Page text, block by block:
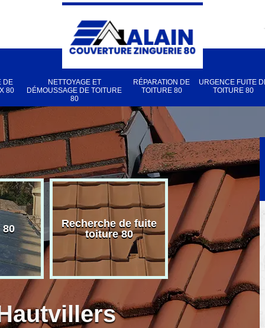
DE
80
NETTOYAGE ET
DÉMOUSSAGE DE TOITURE
80
RÉPARATION DE
TOITURE 80
URGENCE FUITE
TOITURE 80
80
Recherche de fuite
toiture 80
Pose de velux